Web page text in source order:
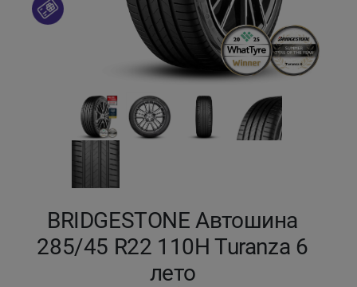
BRIDGESTONE Автошина
285/45 R22 110H Turanza 6
лето
Кокшетау
Кызылорда
Петропавловск
Семей